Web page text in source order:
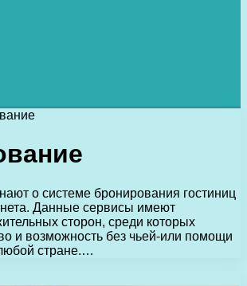
о системе бронирования гостиниц
Данные сервисы имеют
сторон, среди которых
и возможность без чьей-или помощи
стране.…